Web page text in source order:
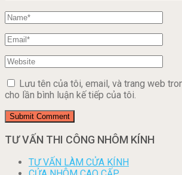
Lưu tên của tôi, email, và trang web
cho lần bình luận kế tiếp của tôi.
TƯ VẤN THI CÔNG NHÔM KÍNH
TƯ VẤN LÀM CỬA KÍNH